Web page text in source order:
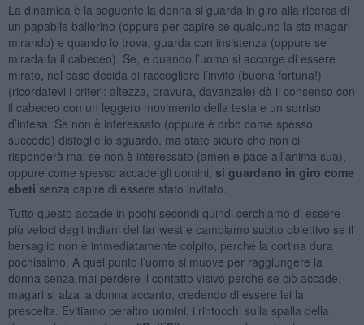
La dinamica è la seguente la donna si guarda in giro alla ricerca di
un papabile ballerino (oppure per capire se qualcuno la sta magari
mirando) e quando lo trova, guarda con insistenza (oppure se
mirada fa il cabeceo). Se, e quando l’uomo si accorge di essere
mirato, nel caso decida di raccogliere l’invito (buona fortuna!)
(ricordatevi i criteri: altezza, bravura, davanzale) dà il consenso con
il cabeceo con un leggero movimento della testa e un sorriso
d’intesa. Se non è interessato (oppure è orbo come spesso
succede) distoglie lo sguardo, ma state sicure che non ci
risponderà mai se non è interessato (amen e pace all’anima sua),
oppure come spesso accade gli uomini, si guardano in giro come
ebeti senza capire di essere stato invitato.
Tutto questo accade in pochi secondi quindi cerchiamo di essere
più veloci degli indiani del far west e cambiamo subito obiettivo se il
bersaglio non è immediatamente colpito, perché la cortina dura
pochissimo. A quel punto l’uomo si muove per raggiungere la
donna senza mai perdere il contatto visivo perché se ciò accade,
magari si alza la donna accanto, credendo di essere lei la
prescelta. Evitiamo peraltro uomini, i rintocchi sulla spalla della